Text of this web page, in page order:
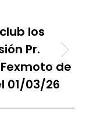
los
Pr.
de
01/03/26